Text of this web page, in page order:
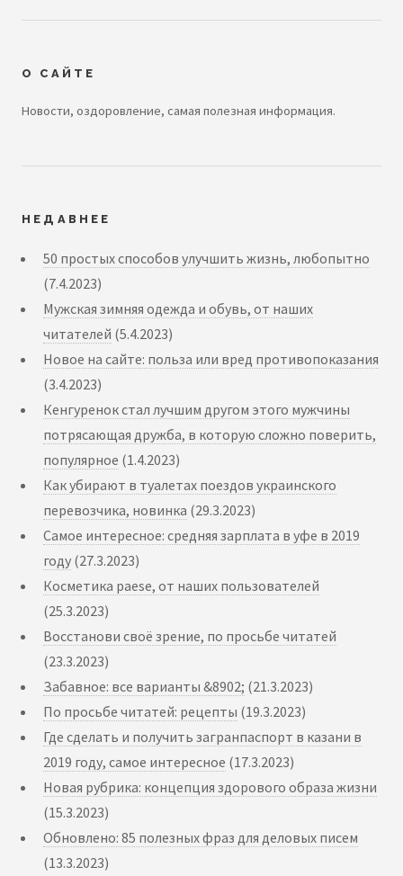
О САЙТЕ
Новости, оздоровление, самая полезная информация.
НЕДАВНЕЕ
50 простых способов улучшить жизнь, любопытно
(7.4.2023)
Мужская зимняя одежда и обувь, от наших
читателей (5.4.2023)
Новое на сайте: польза или вред противопоказания
(3.4.2023)
Кенгуренок стал лучшим другом этого мужчины
потрясающая дружба, в которую сложно поверить,
популярное (1.4.2023)
Как убирают в туалетах поездов украинского
перевозчика, новинка (29.3.2023)
Самое интересное: средняя зарплата в уфе в 2019
году (27.3.2023)
Косметика paese, от наших пользователей
(25.3.2023)
Восстанови своё зрение, по просьбе читатей
(23.3.2023)
Забавное: все варианты &8902; (21.3.2023)
По просьбе читатей: рецепты (19.3.2023)
Где сделать и получить загранпаспорт в казани в
2019 году, самое интересное (17.3.2023)
Новая рубрика: концепция здорового образа жизни
(15.3.2023)
Обновлено: 85 полезных фраз для деловых писем
(13.3.2023)